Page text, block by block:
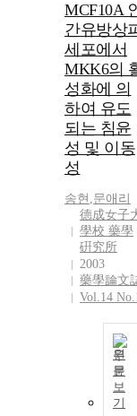
MCF10A
간유방상
세포에서
MKK6의
성화에 의
하여 유도
되는 침윤
성 및 이동
성
송현 ,문애리
德成女子
學校 藥學
硏究所
2003
藥學論文
Vol.14
원
문
보
기